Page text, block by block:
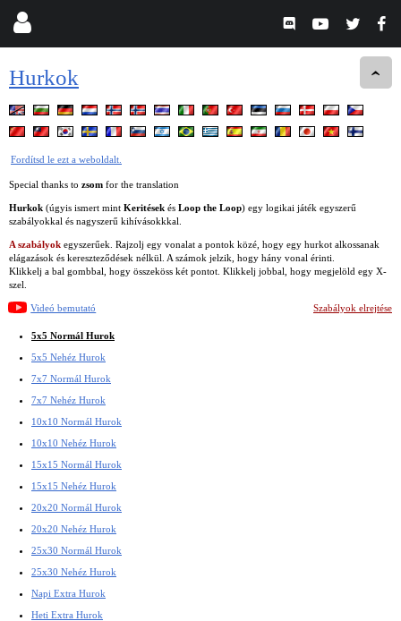
Hurkok
Fordítsd le ezt a weboldalt.
Special thanks to zsom for the translation
Hurkok (úgyis ismert mint Keritések és Loop the Loop) egy logikai játék egyszerű
szabályokkal és nagyszerű kihívásokkkal.
A szabályok egyszerűek. Rajzolj egy vonalat a pontok közé, hogy egy hurkot alkossanak
elágazások és kereszteződések nélkül. A számok jelzik, hogy hány vonal érinti.
Klikkelj a bal gombbal, hogy összeköss két pontot. Klikkelj jobbal, hogy megjelöld egy X-
szel.
Videó bemutató Szabályok elrejtése
5x5 Normál Hurok
5x5 Nehéz Hurok
7x7 Normál Hurok
7x7 Nehéz Hurok
10x10 Normál Hurok
10x10 Nehéz Hurok
15x15 Normál Hurok
15x15 Nehéz Hurok
20x20 Normál Hurok
20x20 Nehéz Hurok
25x30 Normál Hurok
25x30 Nehéz Hurok
Napi Extra Hurok
Heti Extra Hurok